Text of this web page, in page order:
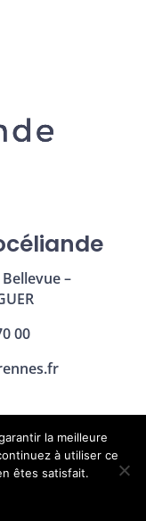
–
00
la meilleure
à utiliser ce
êtes satisfait.